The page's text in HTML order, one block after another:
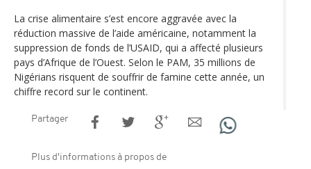
La crise alimentaire s’est encore aggravée avec la
réduction massive de l’aide américaine, notamment la
suppression de fonds de l’USAID, qui a affecté plusieurs
pays d’Afrique de l’Ouest. Selon le PAM, 35 millions de
Nigérians risquent de souffrir de famine cette année, un
chiffre record sur le continent.
Partager
Plus d'informations à propos de